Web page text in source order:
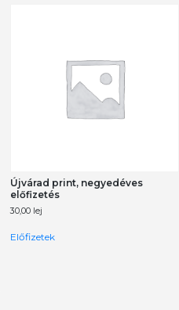
Újvárad print, negyedéves
előfizetés
30,00 lej
Előfizetek